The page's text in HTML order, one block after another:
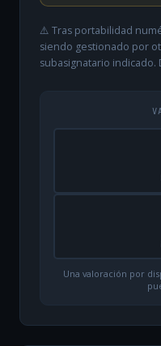
⚠️ Tras portabilidad
siendo gestionado por
subasignatario indicado.
Una valoración por